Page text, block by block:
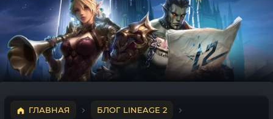
ГЛАВНАЯ
БЛОГ LINEAGE 2